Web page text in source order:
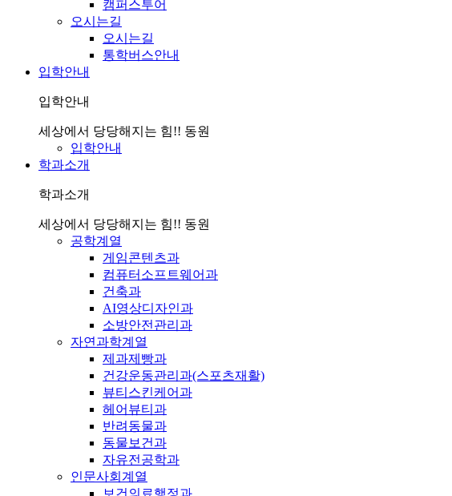
캠퍼스투어
오시는길
오시는길
통학버스안내
입학안내
입학안내
세상에서 당당해지는 힘!! 동원
입학안내
학과소개
학과소개
세상에서 당당해지는 힘!! 동원
공학계열
게임콘텐츠과
컴퓨터소프트웨어과
건축과
AI영상디자인과
소방안전관리과
자연과학계열
제과제빵과
건강운동관리과(스포츠재활)
뷰티스킨케어과
헤어뷰티과
반려동물과
동물보건과
자유전공학과
인문사회계열